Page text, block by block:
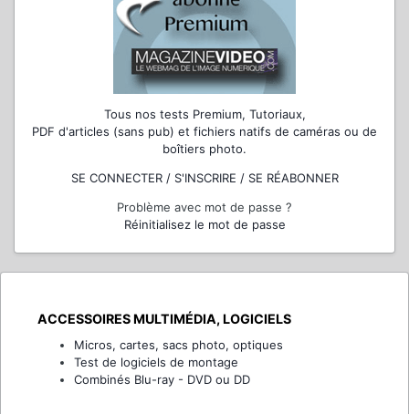
Tous nos tests Premium, Tutoriaux,
PDF d'articles (sans pub) et fichiers natifs de caméras ou de
boîtiers photo.
SE CONNECTER / S'INSCRIRE / SE RÉABONNER
Problème avec mot de passe ?
Réinitialisez le mot de passe
ACCESSOIRES MULTIMÉDIA, LOGICIELS
Micros, cartes, sacs photo, optiques
Test de logiciels de montage
Combinés Blu-ray - DVD ou DD